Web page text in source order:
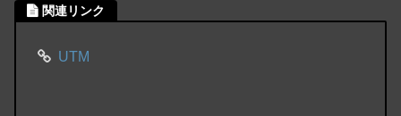
関連リンク
UTM